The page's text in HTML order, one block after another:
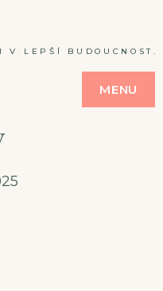
V LEPŠÍ
MENU